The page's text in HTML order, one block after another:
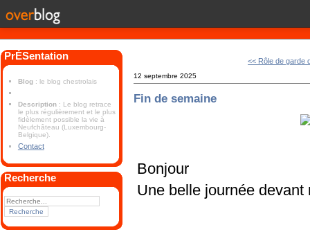
PrÉSentation
Blog : le blog chestrolais
Description : Le blog retrace
le plus régulièrement et le plus
fidèlement possible la vie à
Neufchâteau (Luxembourg-
Belgique).
Contact
Recherche
<< Rôle de garde
12 septembre 2025
Fin de semaine
Bonjour
Une belle journée devant